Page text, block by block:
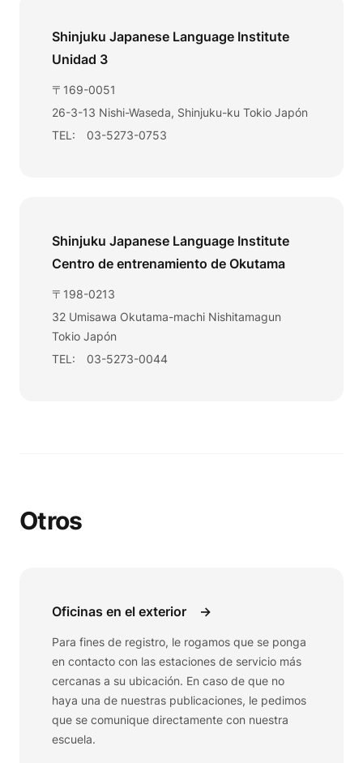
Shinjuku Japanese Language Institute
Unidad 3
〒169-0051
26-3-13 Nishi-Waseda, Shinjuku-ku Tokio Japón
TEL: 03-5273-0753
Shinjuku Japanese Language Institute
Centro de entrenamiento de Okutama
〒198-0213
32 Umisawa Okutama-machi Nishitamagun
Tokio Japón
TEL: 03-5273-0044
Otros
Oficinas en el exterior →
Para fines de registro, le rogamos que se ponga
en contacto con las estaciones de servicio más
cercanas a su ubicación. En caso de que no
haya una de nuestras publicaciones, le pedimos
que se comunique directamente con nuestra
escuela.